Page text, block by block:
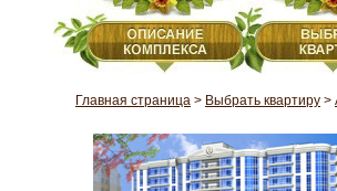
Главная страница > Выбрать квартиру >